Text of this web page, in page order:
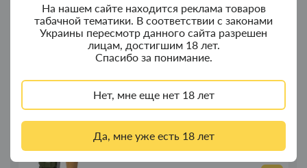
На нашем сайте находится реклама товаров
табачной тематики. В соответствии с законами
Украины пересмотр данного сайта разрешен
лицам, достигшим 18 лет.
Спасибо за понимание.
Нет, мне еще нет 18 лет
Да, мне уже есть 18 лет
Новинки Топ продаж
Колпак для водного "Граната Ф1" - колпак
350.00грн.
Колпак для водного "Граната Ф1" - колпак
с дерева